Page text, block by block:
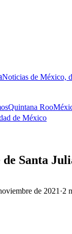
Noticias de México,
Quintana Roo
de México
Santa
de 2021 ·2